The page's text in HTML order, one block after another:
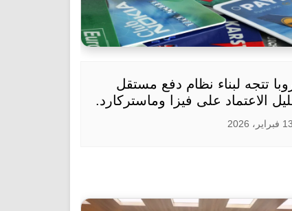
تتجه لبناء نظام دفع مستقل
الاعتماد على فيزا وماستركارد.
13 فبراير، 2026